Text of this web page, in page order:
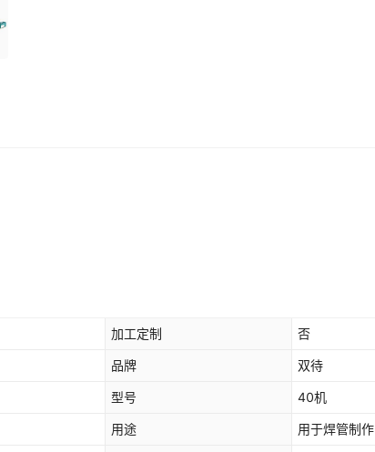
加工定制 否
品牌 双待
型号 40机
用途 用于焊管制作